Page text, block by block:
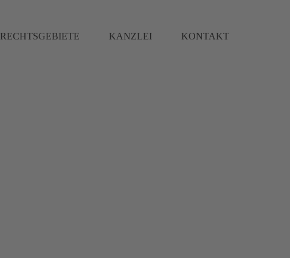
RECHTSGEBIETE KANZLEI KONTAKT